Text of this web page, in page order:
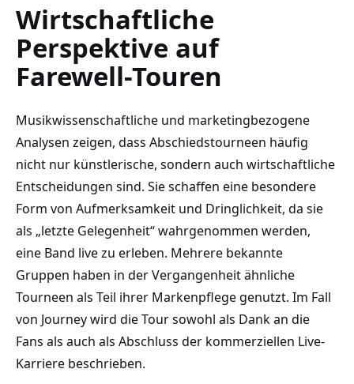
Wirtschaftliche
Perspektive auf
Farewell-Touren
Musikwissenschaftliche und marketingbezogene
Analysen zeigen, dass Abschiedstourneen häufig
nicht nur künstlerische, sondern auch wirtschaftliche
Entscheidungen sind. Sie schaffen eine besondere
Form von Aufmerksamkeit und Dringlichkeit, da sie
als „letzte Gelegenheit“ wahrgenommen werden,
eine Band live zu erleben. Mehrere bekannte
Gruppen haben in der Vergangenheit ähnliche
Tourneen als Teil ihrer Markenpflege genutzt. Im Fall
von Journey wird die Tour sowohl als Dank an die
Fans als auch als Abschluss der kommerziellen Live-
Karriere beschrieben.